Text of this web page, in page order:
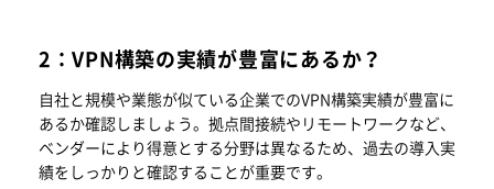
2：VPN構築の実績が豊富にあるか？
自社と規模や業態が似ている企業でのVPN構築実績が豊富に
あるか確認しましょう。拠点間接続やリモートワークなど、
ベンダーにより得意とする分野は異なるため、過去の導入実
績をしっかりと確認することが重要です。